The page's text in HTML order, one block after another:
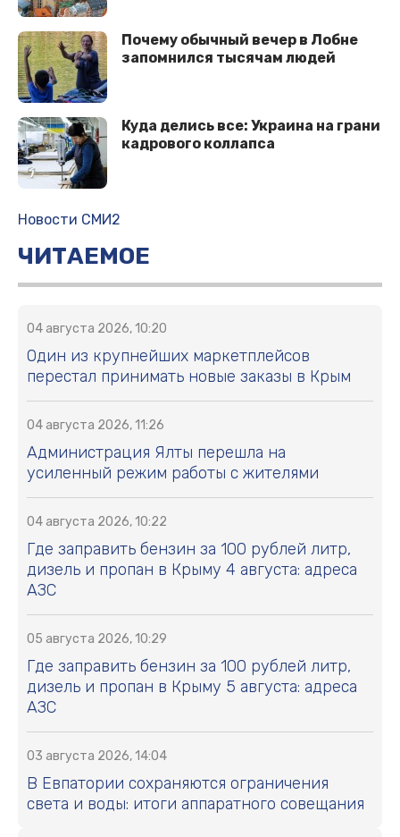
Почему обычный вечер в Лобне
запомнился тысячам людей
Куда делись все: Украина на грани
кадрового коллапса
Новости СМИ2
ЧИТАЕМОЕ
04 августа 2026, 10:20
Один из крупнейших маркетплейсов
перестал принимать новые заказы в Крым
04 августа 2026, 11:26
Администрация Ялты перешла на
усиленный режим работы с жителями
04 августа 2026, 10:22
Где заправить бензин за 100 рублей литр,
дизель и пропан в Крыму 4 августа: адреса
АЗС
05 августа 2026, 10:29
Где заправить бензин за 100 рублей литр,
дизель и пропан в Крыму 5 августа: адреса
АЗС
03 августа 2026, 14:04
В Евпатории сохраняются ограничения
света и воды: итоги аппаратного совещания